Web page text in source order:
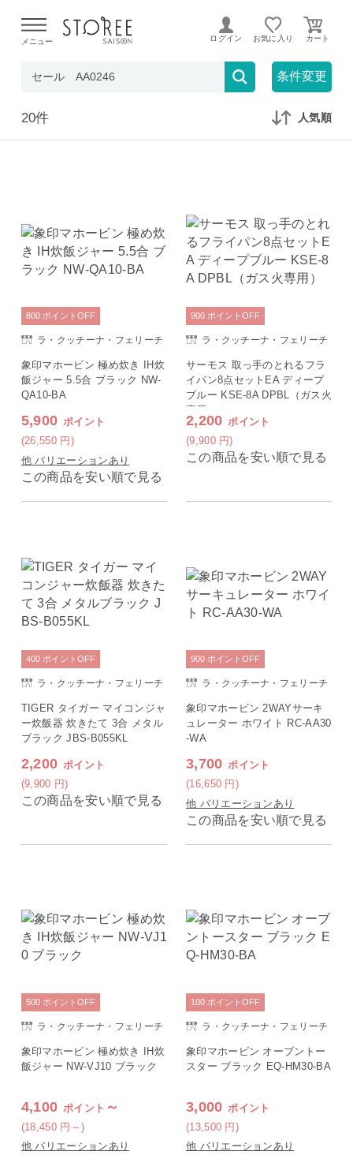
よる配送遅延が発生しております。
メニュー ログイン お気に入り
条件変更
在庫なしも表示 セール対象のみ
20件 人気順
ラ・クッチーナ・フェリーチ
象印マホービン 極め炊き IH炊
飯ジャー 5.5合 ブラック NW-
QA10-BA
5,900 ポイント
(26,550 円)
800 ポイント OFF
他 バリエーションあり
この商品を安い順で見る
ラ・クッチーナ・フェリーチ
サーモス 取っ手のとれるフラ
イパン8点セットEA ディープ
ブルー KSE-8A DPBL（ガス火
専用）
2,200 ポイント
(9,900 円)
900 ポイント OFF
この商品を安い順で見る
ラ・クッチーナ・フェリーチ
TIGER タイガー マイコンジャ
ー炊飯器 炊きたて 3合 メタル
ブラック JBS-B055KL
2,200 ポイント
(9,900 円)
400 ポイント OFF
この商品を安い順で見る
ラ・クッチーナ・フェリーチ
象印マホービン 2WAYサーキ
ュレーター ホワイト RC-AA30
-WA
3,700 ポイント
(16,650 円)
900 ポイント OFF
他 バリエーションあり
この商品を安い順で見る
ラ・クッチーナ・フェリーチ
象印マホービン 極め炊き IH炊
飯ジャー NW-VJ10 ブラック
4,100 ポイント ～
(18,450 円 ～)
500 ポイント OFF
他 バリエーションあり
ラ・クッチーナ・フェリーチ
象印マホービン オーブントー
スター ブラック EQ-HM30-BA
3,000 ポイント
(13,500 円)
100 ポイント OFF
他 バリエーションあり